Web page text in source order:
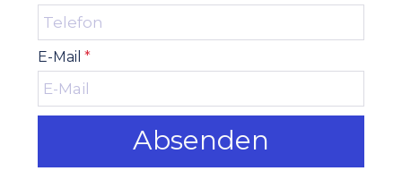
E-Mail *
Absenden